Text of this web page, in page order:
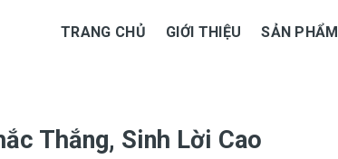
TRANG CHỦ GIỚI THIỆU SẢN PHẨM
Thắng, Sinh Lời Cao